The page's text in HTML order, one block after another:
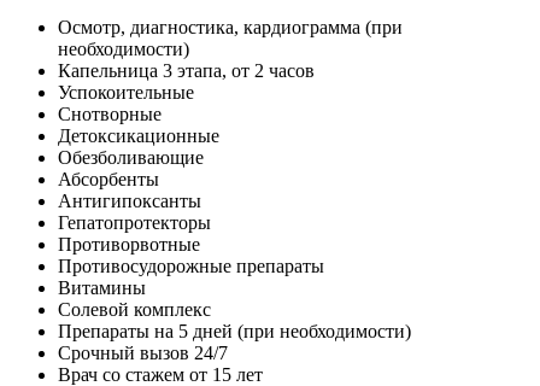
Осмотр, диагностика, кардиограмма (при
необходимости)
Капельница 3 этапа, от 2 часов
Успокоительные
Снотворные
Детоксикационные
Обезболивающие
Абсорбенты
Антигипоксанты
Гепатопротекторы
Противорвотные
Противосудорожные препараты
Витамины
Солевой комплекс
Препараты на 5 дней (при необходимости)
Срочный вызов 24/7
Врач со стажем от 15 лет